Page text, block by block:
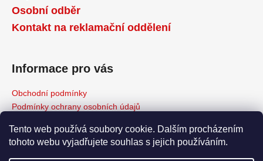
Tento web používá soubory cookie. Dalším procházením
tohoto webu vyjadřujete souhlas s jejich používáním.
Osobní odběr
Kontakt na reklamační oddělení
Informace pro vás
Obchodní podmínky
Podmínky ochrany osobních údajů
Odstoupení od kupní smlouvy
Napište nám